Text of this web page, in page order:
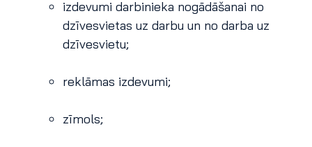
izdevumi darbinieka nogādāšanai no
dzīvesvietas uz darbu un no darba uz
dzīvesvietu;
reklāmas izdevumi;
zīmols;